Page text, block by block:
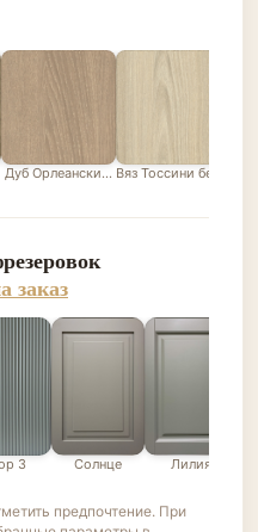
бежевый
Дуб Орлеанский песочно-бежевый
Вяз Тоссини белый
заказ
3 Солнце Лилия
предпочтение. При